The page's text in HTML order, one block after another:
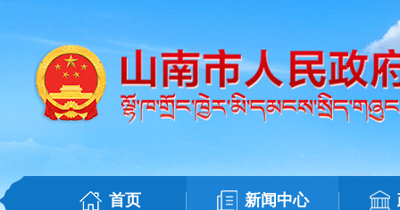
首页 新闻中心